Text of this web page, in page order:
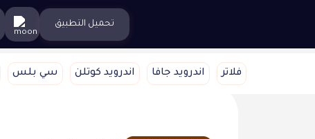
تحميل التطبيق
فلاتر اندرويد جافا اندرويد كوتلن سي بلس